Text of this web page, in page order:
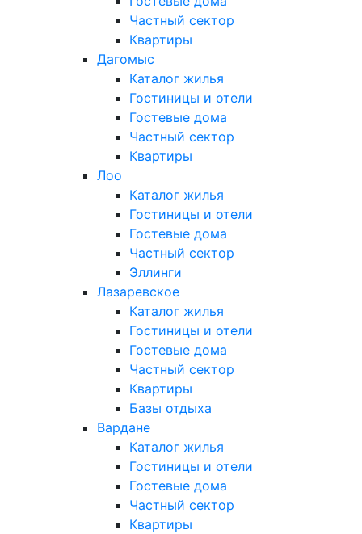
Частный сектор
Квартиры
Дагомыс
Каталог жилья
Гостиницы и отели
Гостевые дома
Частный сектор
Квартиры
Лоо
Каталог жилья
Гостиницы и отели
Гостевые дома
Частный сектор
Эллинги
Лазаревское
Каталог жилья
Гостиницы и отели
Гостевые дома
Частный сектор
Квартиры
Базы отдыха
Вардане
Каталог жилья
Гостиницы и отели
Гостевые дома
Частный сектор
Квартиры